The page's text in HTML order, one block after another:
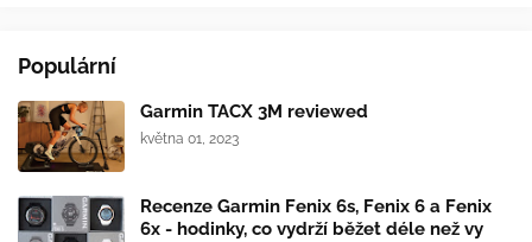
Populární
Garmin TACX 3M reviewed
května 01, 2023
Recenze Garmin Fenix 6s, Fenix 6 a Fenix
6x - hodinky, co vydrží běžet déle než vy